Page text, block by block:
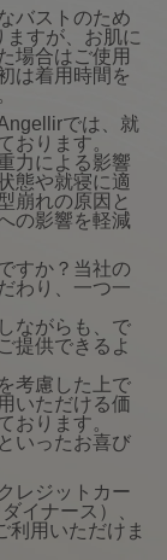
バストのため
すが、お肌に
場合はご使用
は着用時間を
では、就
おります。
力による影響
態や就寝に適
崩れの原因と
の影響を軽減
すか？当社の
わり、一つ一
ながらも、で
提供できるよ
考慮した上で
いただける価
おります。
いったお喜び
レジットカー
イナース）、
利用いただけま